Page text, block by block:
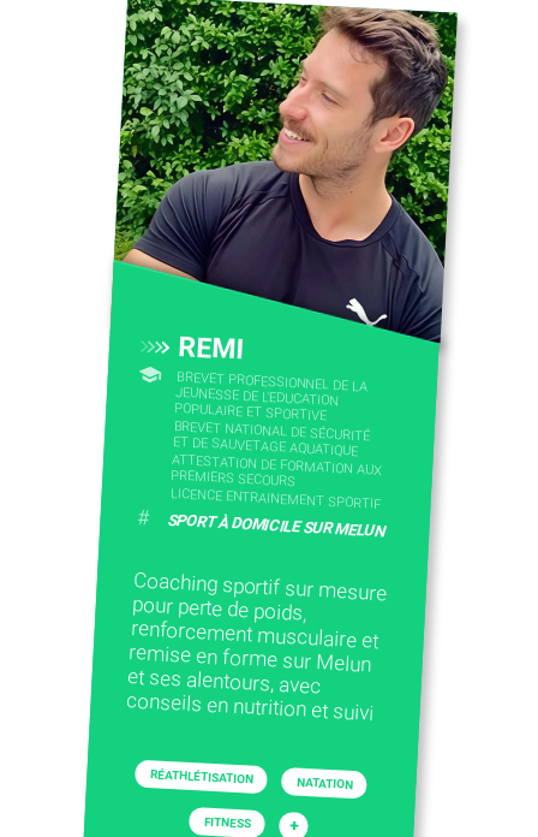
REMI
BREVET PROFESSIONNEL DE LA
JEUNESSE DE L'EDUCATION
POPULAIRE ET SPORTIVE
BREVET NATIONAL DE SÉCURITÉ
ET DE SAUVETAGE AQUATIQUE
ATTESTATION DE FORMATION AUX
PREMIERS SECOURS
LICENCE ENTRAINEMENT SPORTIF
# SPORT À DOMICILE SUR MELUN
Coaching sportif sur mesure
pour perte de poids,
renforcement musculaire et
remise en forme sur Melun
et ses alentours, avec
conseils en nutrition et suivi
RÉATHLÉTISATION NATATION
FITNESS +